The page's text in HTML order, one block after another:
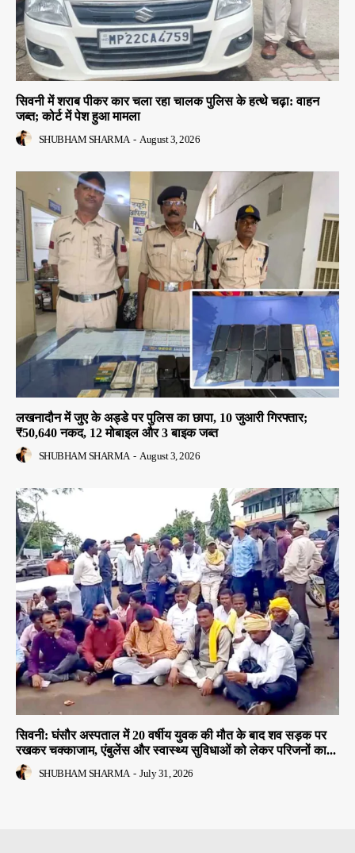
सिवनी में शराब पीकर कार चला रहा चालक पुलिस के हत्थे चढ़ा: वाहन
जब्त; कोर्ट में पेश हुआ मामला
SHUBHAM SHARMA - August 3, 2026
लखनादौन में जुए के अड्डे पर पुलिस का छापा, 10 जुआरी गिरफ्तार;
₹50,640 नकद, 12 मोबाइल और 3 बाइक जब्त
SHUBHAM SHARMA - August 3, 2026
सिवनी: घंसौर अस्पताल में 20 वर्षीय युवक की मौत के बाद शव सड़क पर
रखकर चक्काजाम, एंबुलेंस और स्वास्थ्य सुविधाओं को लेकर परिजनों का...
SHUBHAM SHARMA - July 31, 2026